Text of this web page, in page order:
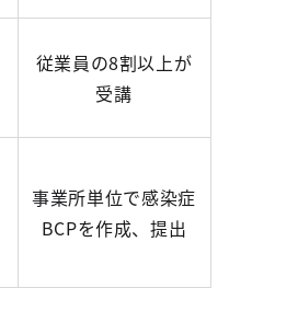
従業員の8割以上が
受講
事業所単位で感染症
BCPを作成、提出